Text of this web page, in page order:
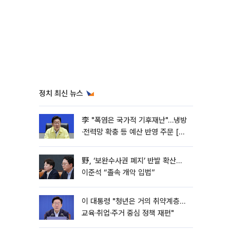
정치 최신 뉴스
李 "폭염은 국가적 기후재난"…냉방
·전력망 확충 등 예산 반영 주문 [종
野, ‘보완수사권 폐지’ 반발 확산…
이준석 “졸속 개악 입법”
이 대통령 "청년은 거의 취약계층…
교육·취업·주거 중심 정책 재편"